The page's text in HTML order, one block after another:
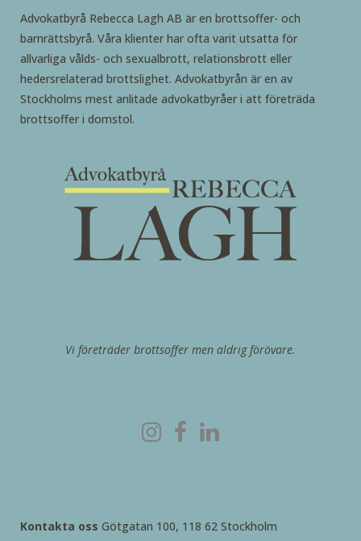
Advokatbyrå Rebecca Lagh AB är en brottsoffer- och
barnrättsbyrå. Våra klienter har ofta varit utsatta för
allvarliga vålds- och sexualbrott, relationsbrott eller
hedersrelaterad brottslighet. Advokatbyrån är en av
Stockholms mest anlitade advokatbyråer i att företräda
brottsoffer i domstol.
Vi företräder brottsoffer men aldrig förövare.
Kontakta oss Götgatan 100, 118 62 Stockholm